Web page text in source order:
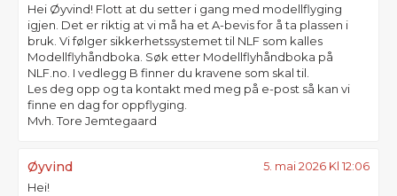
Hei Øyvind! Flott at du setter i gang med modellflyging
igjen. Det er riktig at vi må ha et A-bevis for å ta plassen i
bruk. Vi følger sikkerhetssystemet til NLF som kalles
Modellflyhåndboka. Søk etter Modellflyhåndboka på
NLF.no. I vedlegg B finner du kravene som skal til.
Les deg opp og ta kontakt med meg på e-post så kan vi
finne en dag for oppflyging.
Mvh. Tore Jemtegaard
Øyvind 5. mai 2026 Kl 12:06
Hei!